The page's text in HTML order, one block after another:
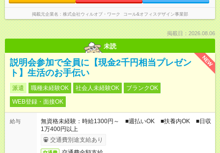
掲載元企業名 株式会社ウィルオブ・ワーク コール&オフィスデザイン事業部
掲載日：2026.08.06
未読
NEW
説明会参加で全員に【現金2千円相当プレゼン
ト】生活のお手伝い
派遣 職種未経験OK 社会人未経験OK
ブランクOK
WEB登録・面接OK
給与
無資格未経験：時給1300円～ ■週払いOK ■扶養内OK ■日収
1万400円以上
交通費別途支給あり